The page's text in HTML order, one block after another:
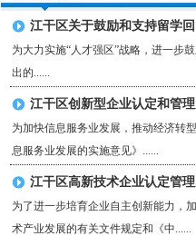
江干区关于鼓励和支持留学
为大力实施“人才强区”战略，进一步
出的......
江干区创新型企业认定和管
为加快信息服务业发展，推动经济转
息服务业发展的实施意见》......
江干区高新技术企业认定管理
为了进一步培育企业自主创新能力，
术产业发展的有关文件规定和《中......